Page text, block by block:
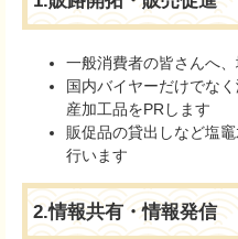
一般消費者の皆さんへ
国内バイヤーだけでな
産加工品をPRします
販促品の貸出しなど塩
行います
2.情報共有・情報発信